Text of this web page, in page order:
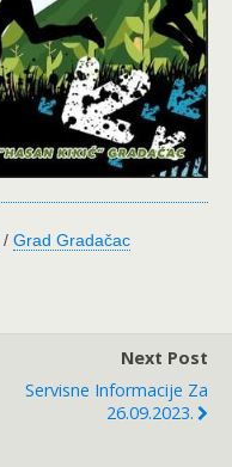
/ Grad Gradačac
Next Post
Servisne Informacije Za
26.09.2023.